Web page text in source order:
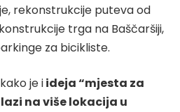
rekonstrukcije puteva od
trga na Baščaršiji,
za bicikliste.
je iideja “mjesta za
na više lokacija u